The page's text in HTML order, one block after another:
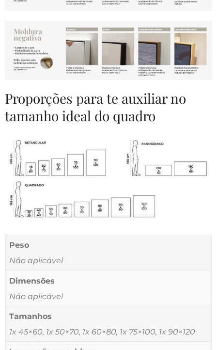
Proporções para te auxiliar no
tamanho ideal do quadro
Peso
Não aplicável
Dimensões
Não aplicável
Tamanhos
1x 45×60, 1x 50×70, 1x 60×80, 1x 75×100, 1x 90×120